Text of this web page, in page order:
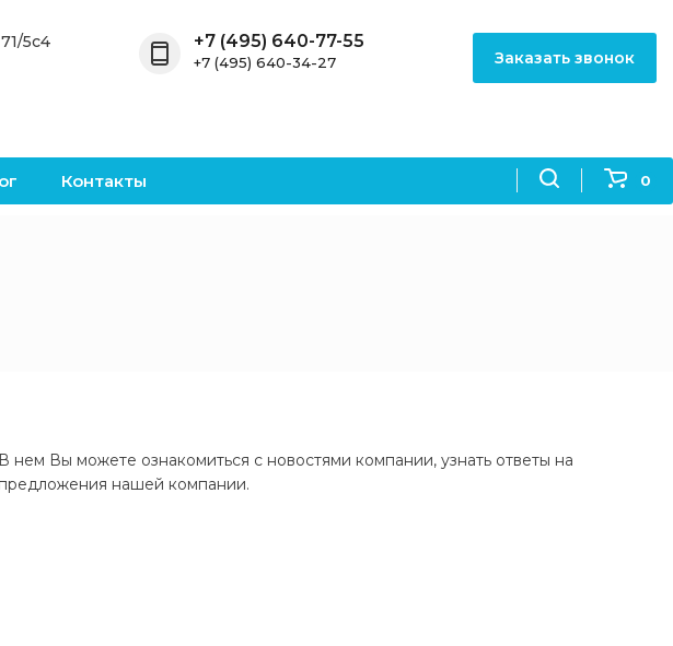
Контакты
антипирены
кислоты и
0
5с4
+7 (495) 640-77-55
+7 (495) 640-34-27 Заказать звонок
Вы можете ознакомиться с новостями компании, узнать ответы на
нашей компании.